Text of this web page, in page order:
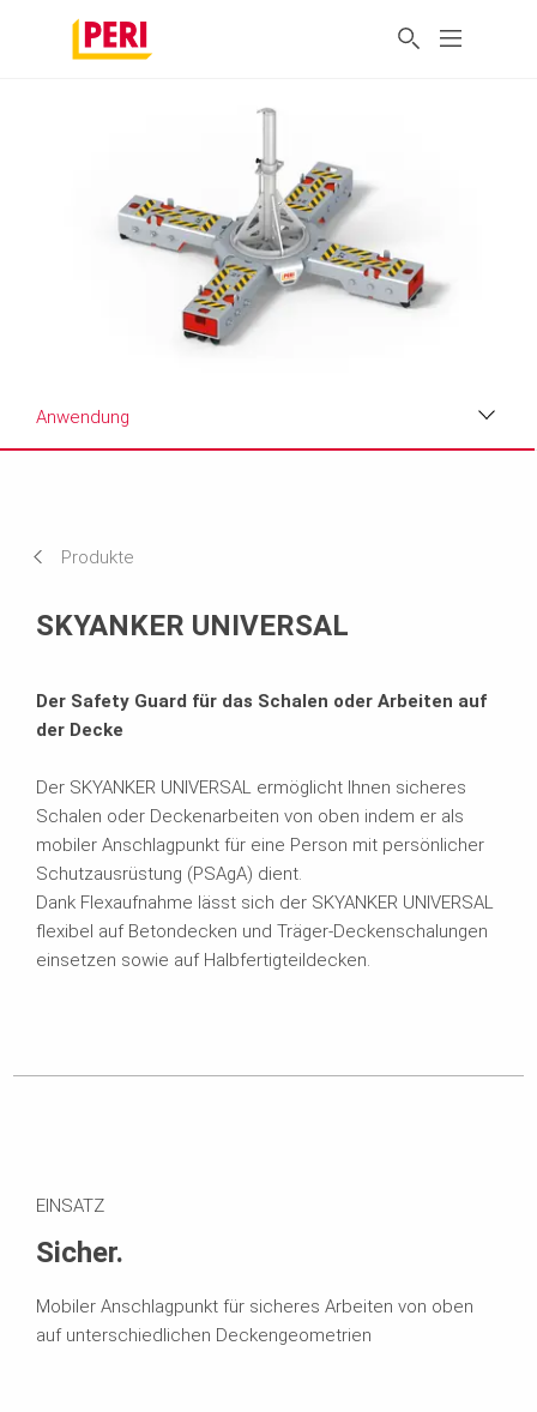
Anwendung
Produkte
SKYANKER UNIVERSAL
Der Safety Guard für das Schalen oder Arbeiten auf
der Decke
Der SKYANKER UNIVERSAL ermöglicht Ihnen sicheres
Schalen oder Deckenarbeiten von oben indem er als
mobiler Anschlagpunkt für eine Person mit persönlicher
Schutzausrüstung (PSAgA) dient.
Dank Flexaufnahme lässt sich der SKYANKER UNIVERSAL
flexibel auf Betondecken und Träger-Deckenschalungen
einsetzen sowie auf Halbfertigteildecken.
EINSATZ
Sicher.
Mobiler Anschlagpunkt für sicheres Arbeiten von oben
auf unterschiedlichen Deckengeometrien